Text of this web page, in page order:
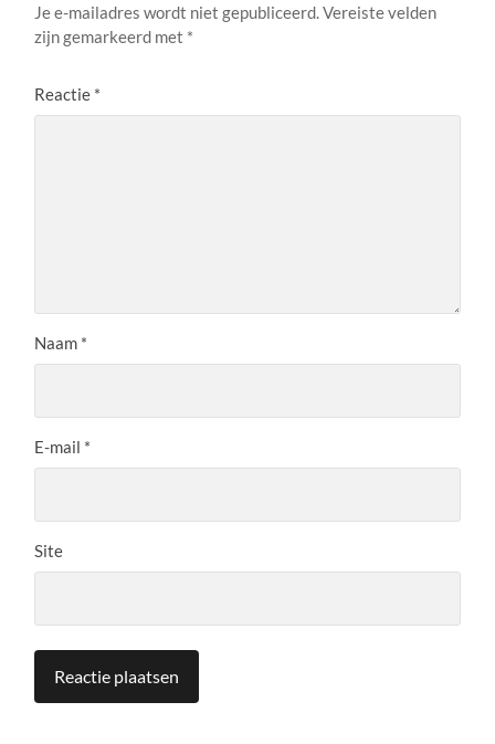
Je e-mailadres wordt niet gepubliceerd. Vereiste velden
zijn gemarkeerd met *
Reactie *
Naam *
E-mail *
Site